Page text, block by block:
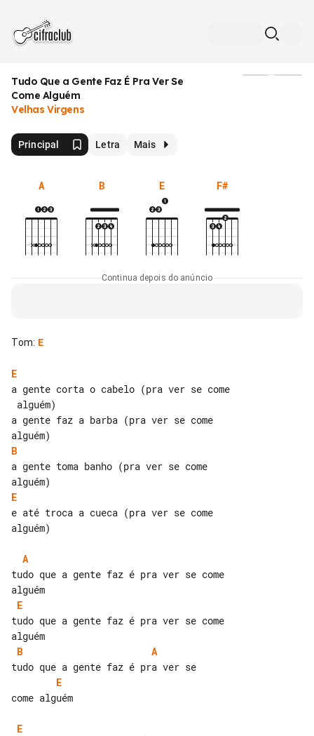
Tudo Que a Gente Faz É Pra Ver Se
Come Alguém
Velhas Virgens
Principal Letra Mais
A B E F#
Continua depois do anúncio
Tom: E
E
a gente corta o cabelo (pra ver se come
a gente faz a barba (pra ver se come
B
a gente toma banho (pra ver se come
E
e até troca a cueca (pra ver se come
alguém)
A
tudo que a gente faz é pra ver se come
E
tudo que a gente faz é pra ver se come
B
A
E
come alguém
E